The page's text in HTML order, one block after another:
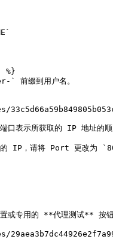
%}
` 前缀到用户名。
，端口表示所获取的 IP 地
同的 IP，请将 Port 更改
或专用的 **代理测试** 按钮